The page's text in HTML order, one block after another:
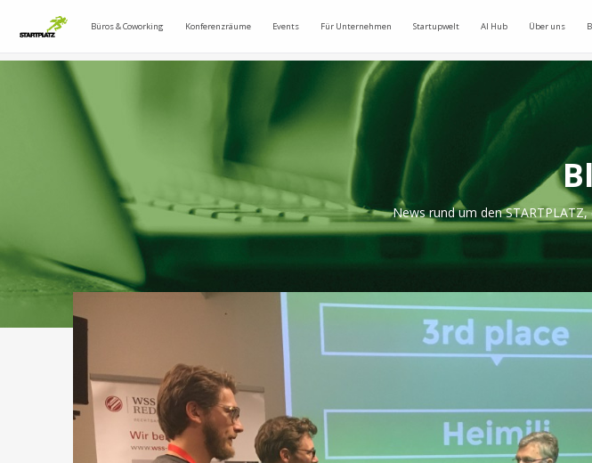
Büros & Coworking Konferenzräume Events Für Unternehmen Startupwelt AI Hub Über uns
News rund um den